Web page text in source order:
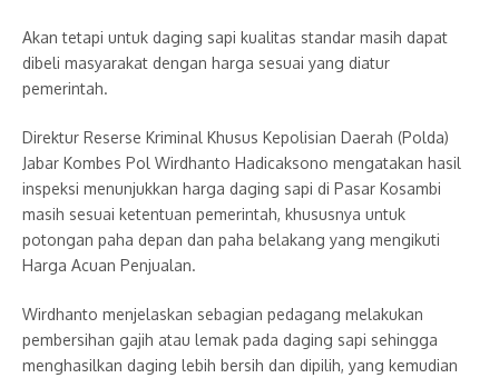
Akan tetapi untuk daging sapi kualitas standar masih dapat
dibeli masyarakat dengan harga sesuai yang diatur
pemerintah.
Direktur Reserse Kriminal Khusus Kepolisian Daerah (Polda)
Jabar Kombes Pol Wirdhanto Hadicaksono mengatakan hasil
inspeksi menunjukkan harga daging sapi di Pasar Kosambi
masih sesuai ketentuan pemerintah, khususnya untuk
potongan paha depan dan paha belakang yang mengikuti
Harga Acuan Penjualan.
Wirdhanto menjelaskan sebagian pedagang melakukan
pembersihan gajih atau lemak pada daging sapi sehingga
menghasilkan daging lebih bersih dan dipilih, yang kemudian